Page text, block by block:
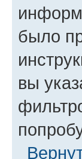
было
вы